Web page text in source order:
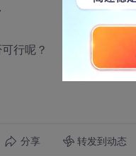
行呢？
分享 转发到动态